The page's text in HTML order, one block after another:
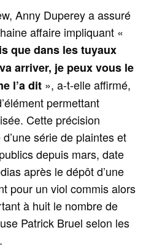
Anny Duperey a assuré
affaire impliquant «
que dans les tuyaux
arriver, je peux vous le
l’a dit », a-t-elle affirmé,
permettant
Cette précision
série de plaintes et
depuis mars, date
après le dépôt d’une
pour un viol commis alors
à huit le nombre de
Patrick Bruel selon les